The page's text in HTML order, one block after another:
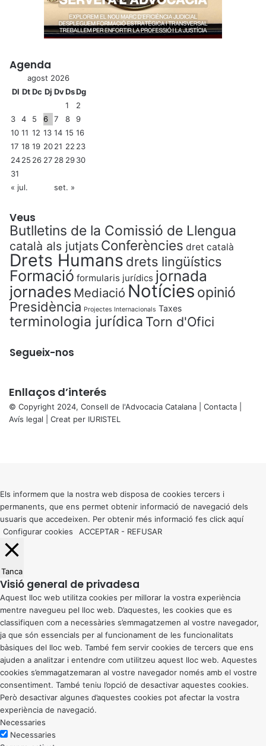
Agenda
agost 2026
Dl DtDc Dj DvDsDg
1
2
3
4 5 6 7 8
9
10 11 12 13 14 15 16
17 18 19 2021 22 23
2425 26 27 28 2930
31
« jul.
set. »
Veus
Butlletins de la Comissió de Llengua
català als jutjats Conferències dret català
Drets Humans drets lingüístics
Formació formularis jurídics jornada
jornades Mediació Notícies opinió
Presidència Projectes Internacionals Taxes
terminologia jurídica Torn d'Ofici
Segueix-nos
Enllaços d’interés
© Copyright 2024, Consell de l'Advocacia Catalana | Contacta
Avís legal | Creat per IURISTEL
button
Els informem que la nostra web disposa de cookies tercers i
permanents, que ens permet obtenir informació de navegació dels
usuaris que accedeixen. Per obtenir més informació fes click aquí
Configurar cookies
ACCEPTAR - REFUSAR
Tanca
Visió general de privadesa
Aquest lloc web utilitza cookies per millorar la vostra experiència
mentre navegueu pel lloc web. D’aquestes, les cookies que es
classifiquen com a necessàries s’emmagatzemen al vostre navegador,
ja que són essencials per al funcionament de les funcionalitats
bàsiques del lloc web. També fem servir cookies de tercers que ens
ajuden a analitzar i entendre com utilitzeu aquest lloc web. Aquestes
cookies s’emmagatzemaran al vostre navegador només amb el vostre
consentiment. També teniu l’opció de desactivar aquestes cookies.
Però desactivar algunes d’aquestes cookies pot afectar la vostra
experiència de navegació.
Necessaries
Necessaries